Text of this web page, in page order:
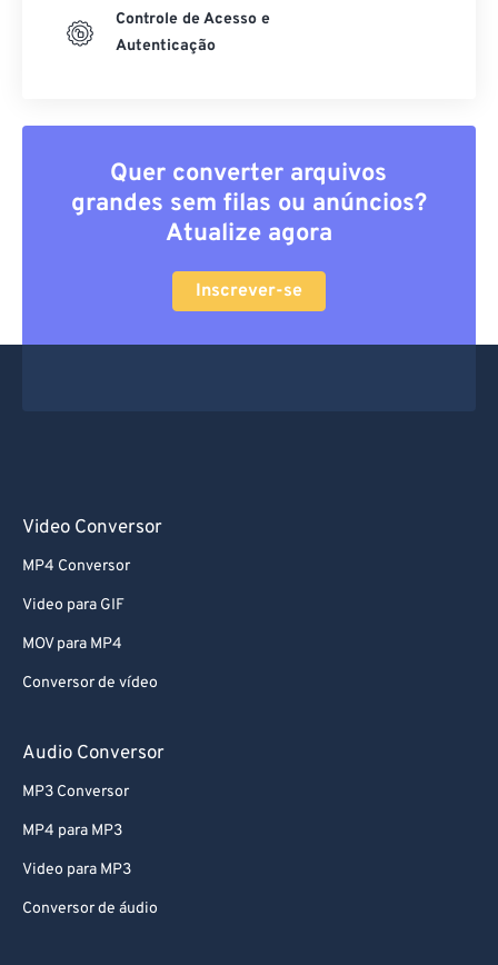
Controle de Acesso e
Autenticação
Quer converter arquivos
grandes sem filas ou anúncios?
Atualize agora
Inscrever-se
Video Conversor
MP4 Conversor
Video para GIF
MOV para MP4
Conversor de vídeo
Audio Conversor
MP3 Conversor
MP4 para MP3
Video para MP3
Conversor de áudio